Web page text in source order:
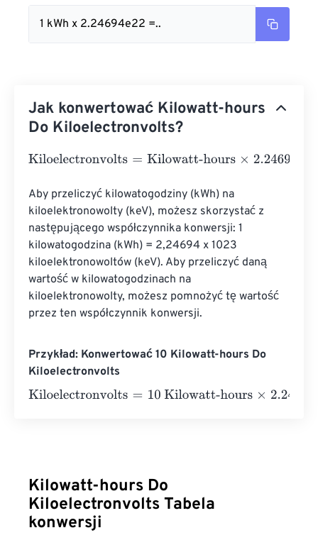
1 kWh x 2.24694e22 =..
Jak konwertować Kilowatt-hours
Do Kiloelectronvolts?
Kiloelectronvolts=Kilowatt-hours×2.24694 e22
Aby przeliczyć kilowatogodziny (kWh) na
kiloelektronowolty (keV), możesz skorzystać z
następującego współczynnika konwersji: 1
kilowatogodzina (kWh) = 2,24694 x 1023
kiloelektronowoltów (keV). Aby przeliczyć daną
wartość w kilowatogodzinach na
kiloelektronowolty, możesz pomnożyć tę wartość
przez ten współczynnik konwersji.
Przykład: Konwertować 10 Kilowatt-hours Do
Kiloelectronvolts
Kiloelectronvolts=10 Kilowatt-hours×2.24694e 22=
Kilowatt-hours Do
Kiloelectronvolts Tabela
konwersji